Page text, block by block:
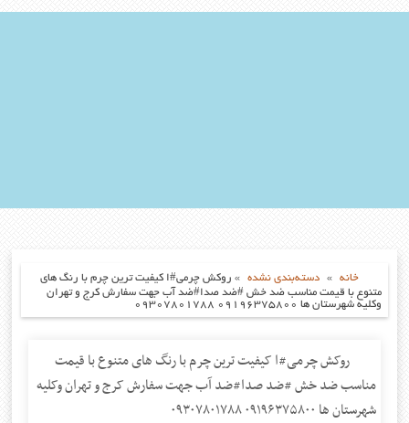
خانه » دسته‌بندی نشده » روکش چرمی#ا کیفیت ترین چرم با رنگ های
متنوع با قیمت مناسب ضد خش #ضد صدا#ضد آب جهت سفارش کرج و تهران
وکلیه شهرستان ها ۰۹۱۹۶۳۷۵۸۰۰ ۰۹۳۰۷۸۰۱۷۸۸
روکش چرمی#ا کیفیت ترین چرم با رنگ های متنوع با قیمت
مناسب ضد خش #ضد صدا#ضد آب جهت سفارش کرج و تهران وکلیه
شهرستان ها ۰۹۱۹۶۳۷۵۸۰۰ ۰۹۳۰۷۸۰۱۷۸۸